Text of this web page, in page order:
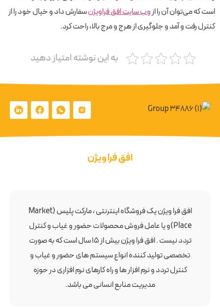
است که می‌توان آن را ازوب سایت افق فراویژنسفارش داد و خیال خود را از
کنترل رفت و آمد و جلوگیری از هرج و مرج بالا، راحت کرد.
به این نوشته امتیاز دهید
افق فرا ویژن
افق فرا ویژن یک فروشگاه اینترنتی ، مارکت پلیس (Market
Place)و یا عامل فروش محصولات حضور و غیاب و کنترل
تردد نیست . افق فرا ویژن بیش از 15 سال است که به صورت
تخصصی تولید کننده انواع سیستم های حضور و غیاب و
کنترل تردد و نرم افزار ها و راه کارهای نرم افزاری در حوزه
مدیریت منابع انسانی می باشد.